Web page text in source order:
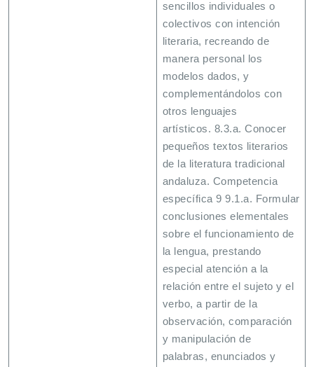
sencillos individuales o
colectivos con intención
literaria, recreando de
manera personal los
modelos dados, y
complementándolos con
otros lenguajes
artísticos. 8.3.a. Conocer
pequeños textos literarios
de la literatura tradicional
andaluza. Competencia
específica 9 9.1.a. Formular
conclusiones elementales
sobre el funcionamiento de
la lengua, prestando
especial atención a la
relación entre el sujeto y el
verbo, a partir de la
observación, comparación
y manipulación de
palabras, enunciados y